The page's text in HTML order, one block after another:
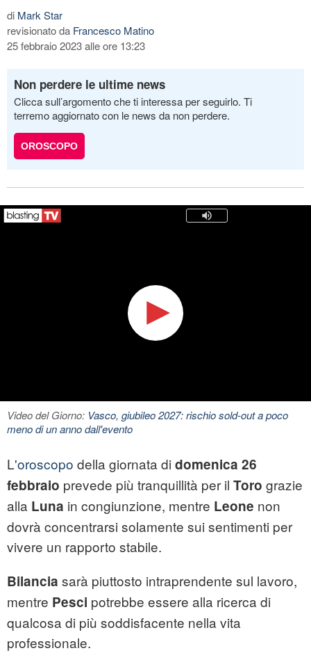
di Mark Star
revisionato da Francesco Matino
25 febbraio 2023 alle ore 13:23
Non perdere le ultime news
Clicca sull’argomento che ti interessa per seguirlo. Ti
terremo aggiornato con le news da non perdere.
OROSCOPO
Video del Giorno: Vasco, giubileo 2027: rischio sold-out a poco
meno di un anno dall'evento
L'oroscopo della giornata di domenica 26
febbraio prevede più tranquillità per il Toro grazie
alla Luna in congiunzione, mentre Leone non
dovrà concentrarsi solamente sui sentimenti per
vivere un rapporto stabile.
Bilancia sarà piuttosto intraprendente sul lavoro,
mentre Pesci potrebbe essere alla ricerca di
qualcosa di più soddisfacente nella vita
professionale.